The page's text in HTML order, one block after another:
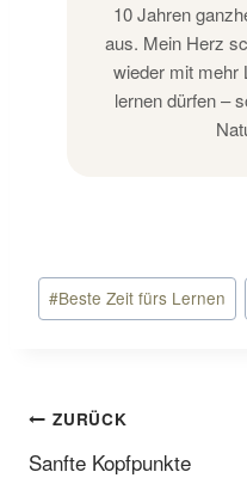
10 Jahren
aus. Mein Herz
wieder mit mehr
lernen dürfen –
Schlagworte:
#Beste Zeit fürs Lernen
ZURÜCK
Sanfte Kopfpunkte